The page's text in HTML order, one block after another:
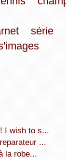
série
I wish to s...
...
la robe...